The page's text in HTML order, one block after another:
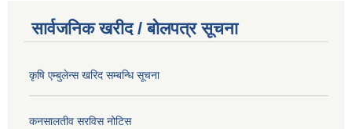
सार्वजनिक खरीद / बोलपत्र सूचना
कृषि एम्बुलेन्स खरिद सम्बन्धि सूचना
कनसालतीव सरविस नोटिस